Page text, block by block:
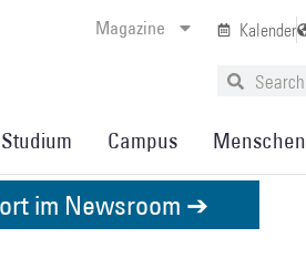
Magazine Kalender
Studium Campus Menschen
im Newsroom ➔